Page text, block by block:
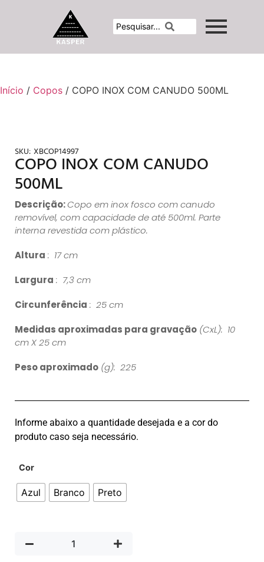
Início / Copos / COPO INOX COM CANUDO 500ML
SKU: XBCOP14997
COPO INOX COM CANUDO
500ML
Descrição:Copo em inox fosco com canudo
removível, com capacidade de até 500ml. Parte
interna revestida com plástico.
Altura : 17 cm
Largura : 7,3 cm
Circunferência : 25 cm
Medidas aproximadas para gravação (CxL): 10
cm X 25 cm
Peso aproximado (g): 225
Informe abaixo a quantidade desejada e a cor do
produto caso seja necessário.
Cor
Azul Branco Preto